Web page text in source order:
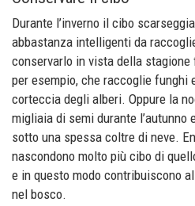
Durante l’inverno il cibo
abbastanza intelligenti da
conservarlo in vista della
per esempio, che raccoglie funghi
corteccia degli alberi. Oppure la
migliaia di semi durante
sotto una spessa coltre di neve.
nascondono molto più cibo di
e in questo modo contribuiscono
nel bosco.